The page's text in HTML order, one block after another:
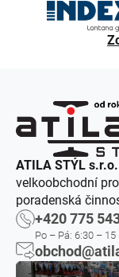
ATILA STÝL
velkoobchodní
poradenská
+420 775
Po – Pá: 6:30 – 15